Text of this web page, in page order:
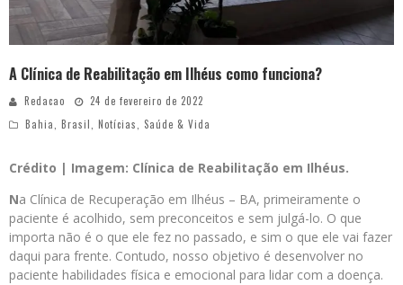
A Clínica de Reabilitação em Ilhéus como funciona?
Redacao
24 de fevereiro de 2022
Bahia, Brasil, Notícias, Saúde & Vida
Crédito | Imagem: Clínica de Reabilitação em Ilhéus.
Na Clínica de Recuperação em Ilhéus – BA, primeiramente o
paciente é acolhido, sem preconceitos e sem julgá-lo. O que
importa não é o que ele fez no passado, e sim o que ele vai fazer
daqui para frente. Contudo, nosso objetivo é desenvolver no
paciente habilidades física e emocional para lidar com a doença.